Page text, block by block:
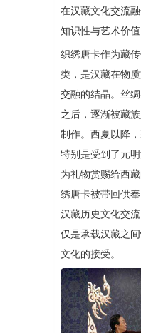
在汉藏文化交流
知识性与艺术价值
织绣唐卡作为藏
类，是汉藏在物
交融的结晶。丝
之后，逐渐被藏
制作。西夏以降
特别是受到了元
为礼物赏赐给西
绣唐卡被带回供
汉藏历史文化交
仅是承载汉藏之
文化的接受。